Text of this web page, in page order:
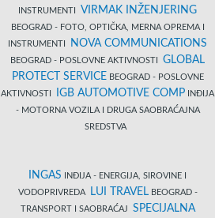
INSTRUMENTI VIRMAK INŽENJERING
BEOGRAD - FOTO, OPTIČKA, MERNA OPREMA I
INSTRUMENTI
NOVA COMMUNICATIONS
BEOGRAD - POSLOVNE AKTIVNOSTI GLOBAL
PROTECT SERVICE BEOGRAD - POSLOVNE
AKTIVNOSTI
IGB AUTOMOTIVE COMP INĐIJA
- MOTORNA VOZILA I DRUGA SAOBRAĆAJNA
SREDSTVA
INGAS INĐIJA - ENERGIJA, SIROVINE I
VODOPRIVREDA
LUI TRAVELBEOGRAD -
TRANSPORT I SAOBRAĆAJ SPECIJALNA